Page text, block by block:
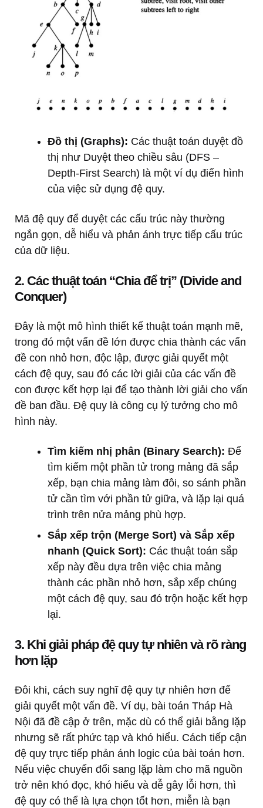
Đồ thị (Graphs): Các thuật toán duyệt đồ
thị như Duyệt theo chiều sâu (DFS –
Depth-First Search) là một ví dụ điển hình
của việc sử dụng đệ quy.
Mã đệ quy để duyệt các cấu trúc này thường
ngắn gọn, dễ hiểu và phản ánh trực tiếp cấu trúc
của dữ liệu.
2. Các thuật toán “Chia để trị” (Divide and
Conquer)
Đây là một mô hình thiết kế thuật toán mạnh mẽ,
trong đó một vấn đề lớn được chia thành các vấn
đề con nhỏ hơn, độc lập, được giải quyết một
cách đệ quy, sau đó các lời giải của các vấn đề
con được kết hợp lại để tạo thành lời giải cho vấn
đề ban đầu. Đệ quy là công cụ lý tưởng cho mô
hình này.
Tìm kiếm nhị phân (Binary Search): Để
tìm kiếm một phần tử trong mảng đã sắp
xếp, bạn chia mảng làm đôi, so sánh phần
tử cần tìm với phần tử giữa, và lặp lại quá
trình trên nửa mảng phù hợp.
Sắp xếp trộn (Merge Sort) và Sắp xếp
nhanh (Quick Sort): Các thuật toán sắp
xếp này đều dựa trên việc chia mảng
thành các phần nhỏ hơn, sắp xếp chúng
một cách đệ quy, sau đó trộn hoặc kết hợp
lại.
3. Khi giải pháp đệ quy tự nhiên và rõ ràng
hơn lặp
Đôi khi, cách suy nghĩ đệ quy tự nhiên hơn để
giải quyết một vấn đề. Ví dụ, bài toán Tháp Hà
Nội đã đề cập ở trên, mặc dù có thể giải bằng lặp
nhưng sẽ rất phức tạp và khó hiểu. Cách tiếp cận
đệ quy trực tiếp phản ánh logic của bài toán hơn.
Nếu việc chuyển đổi sang lặp làm cho mã nguồn
trở nên khó đọc, khó hiểu và dễ gây lỗi hơn, thì
đệ quy có thể là lựa chọn tốt hơn, miễn là bạn